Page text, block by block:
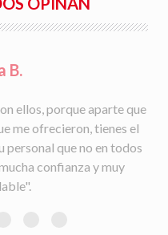
S.
siniestros, seguimiento
en la gestión con la
trámites".